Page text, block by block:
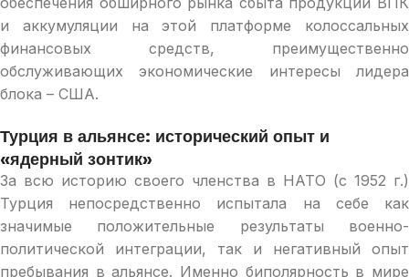
и аккумуляции на этой платформе колоссальных
финансовых средств, преимущественно
обслуживающих экономические интересы лидера
блока – США.
Турция в альянсе: исторический опыт и
«ядерный зонтик»
За всю историю своего членства в НАТО (с 1952 г.)
Турция непосредственно испытала на себе как
значимые положительные результаты военно-
политической интеграции, так и негативный опыт
пребывания в альянсе. Именно биполярность в мире